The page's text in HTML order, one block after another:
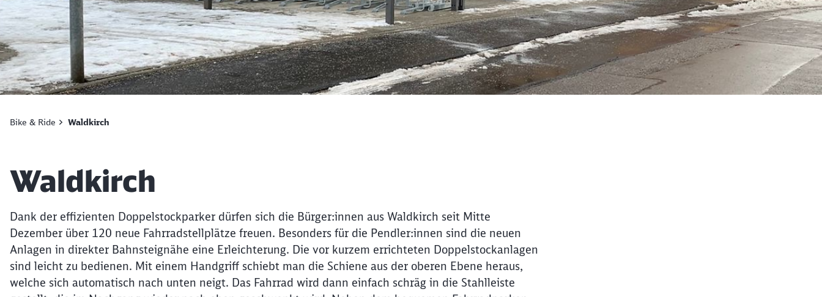
Bike & Ride Waldkirch
Artikel:
Waldkirch
Dank der effizienten Doppelstockparker dürfen sich die Bürger:innen aus Waldkirch seit Mitte
Dezember über 120 neue Fahrradstellplätze freuen. Besonders für die Pendler:innen sind die neuen
Anlagen in direkter Bahnsteignähe eine Erleichterung. Die vor kurzem errichteten Doppelstockanlagen
sind leicht zu bedienen. Mit einem Handgriff schiebt man die Schiene aus der oberen Ebene heraus,
welche sich automatisch nach unten neigt. Das Fahrrad wird dann einfach schräg in die Stahlleiste